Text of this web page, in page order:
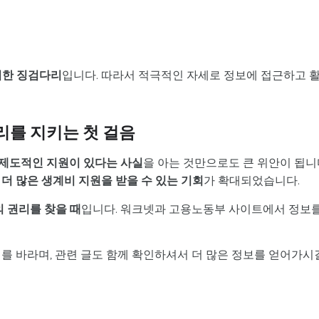
징검다리입니다. 따라서 적극적인 자세로 정보에 접근하고
를 지키는 첫 걸음
도적인 지원이 있다는 사실을 아는 것만으로도 큰 위안이 됩니
더 많은 생계비 지원을 받을 수 있는 기회가 확대되었습니다.
권리를 찾을 때입니다. 워크넷과 고용노동부 사이트에서 정보
바라며, 관련 글도 함께 확인하셔서 더 많은 정보를 얻어가시